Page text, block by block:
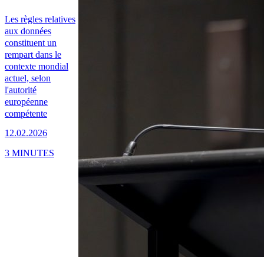
Les règles relatives
aux données
constituent un
rempart dans le
contexte mondial
actuel, selon
l'autorité
européenne
compétente
12.02.2026
3 MINUTES